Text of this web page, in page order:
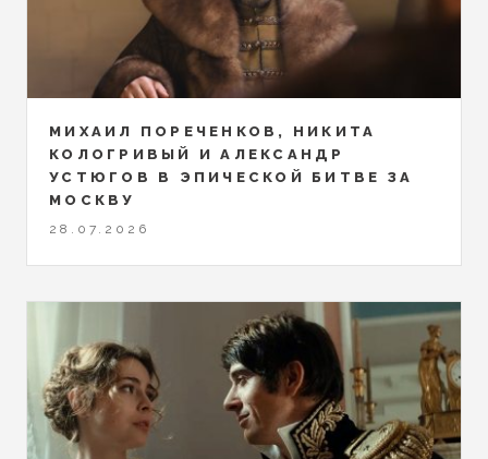
МИХАИЛ ПОРЕЧЕНКОВ, НИКИТА
КОЛОГРИВЫЙ И АЛЕКСАНДР
УСТЮГОВ В ЭПИЧЕСКОЙ БИТВЕ ЗА
МОСКВУ
28.07.2026